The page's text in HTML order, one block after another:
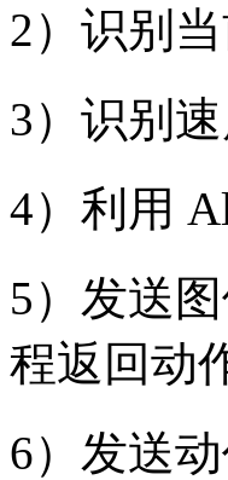
2）识别
3）识别
4）利用
5）发送
程返回动
6）发送